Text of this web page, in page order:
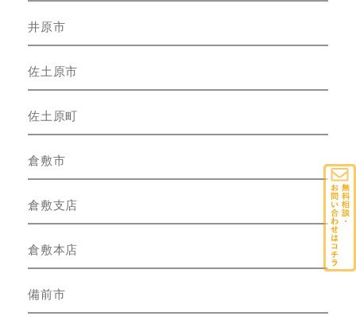
井原市
佐土原市
佐土原町
倉敷市
倉敷支店
倉敷本店
備前市